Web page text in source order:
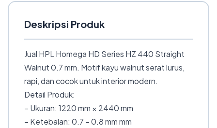
Deskripsi Produk
Jual HPL Homega HD Series HZ 440 Straight
Walnut 0.7 mm. Motif kayu walnut serat lurus,
rapi, dan cocok untuk interior modern.
Detail Produk:
– Ukuran: 1220 mm × 2440 mm
– Ketebalan: 0.7 – 0.8 mm mm